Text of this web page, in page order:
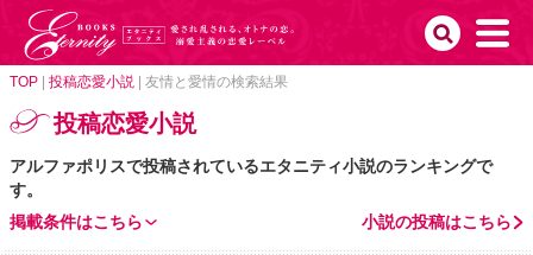
TOP 投稿恋愛小説 友情と愛情の検索結果
投稿恋愛小説
アルファポリスで投稿されているエタニティ小説のランキングで
す。
小説の投稿はこちら
掲載条件はこちら